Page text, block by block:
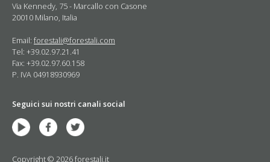
Seguici sui nostri canali social
Copyright © 2026 forestali.it
Via Kennedy, 75 - Marcallo con Casone
20010 Milano, Italia
Email: forestali@forestali.com
Tel: +39.02.97.21.41
Fax: +39.02.97.60.158
P. IVA 04918930969